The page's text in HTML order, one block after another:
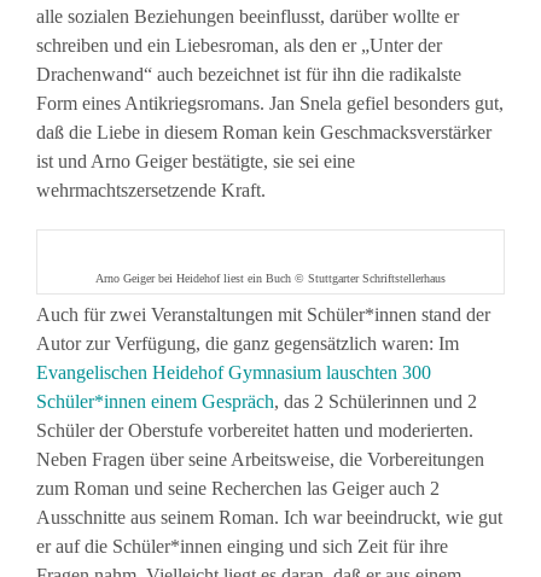
alle sozialen Beziehungen beeinflusst, darüber wollte er
schreiben und ein Liebesroman, als den er „Unter der
Drachenwand“ auch bezeichnet ist für ihn die radikalste
Form eines Antikriegsromans. Jan Snela gefiel besonders gut,
daß die Liebe in diesem Roman kein Geschmacksverstärker
ist und Arno Geiger bestätigte, sie sei eine
wehrmachtszersetzende Kraft.
Arno Geiger bei Heidehof liest ein Buch © Stuttgarter Schriftstellerhaus
Auch für zwei Veranstaltungen mit Schüler*innen stand der
Autor zur Verfügung, die ganz gegensätzlich waren: Im
Evangelischen Heidehof Gymnasium lauschten 300
Schüler*innen einem Gespräch, das 2 Schülerinnen und 2
Schüler der Oberstufe vorbereitet hatten und moderierten.
Neben Fragen über seine Arbeitsweise, die Vorbereitungen
zum Roman und seine Recherchen las Geiger auch 2
Ausschnitte aus seinem Roman. Ich war beeindruckt, wie gut
er auf die Schüler*innen einging und sich Zeit für ihre